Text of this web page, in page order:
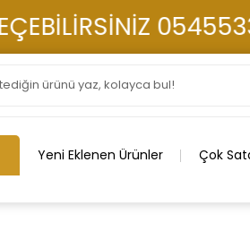
05455332213
Yeni Eklenen Ürünler Çok